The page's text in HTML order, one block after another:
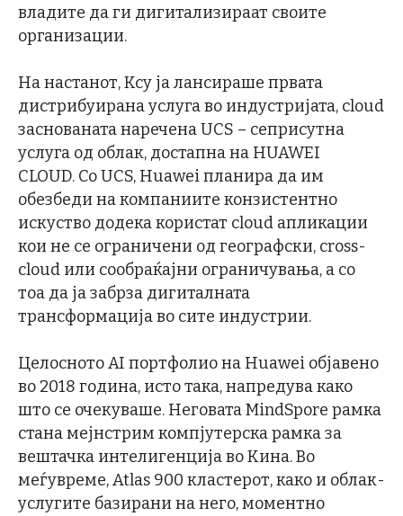
владите да ги дигитализираат своите
организации.
На настанот, Ксу ја лансираше првата
дистрибуирана услуга во индустријата, cloud
заснованата наречена UCS – сеприсутна
услуга од облак, достапна на HUAWEI
CLOUD. Со UCS, Huawei планира да им
обезбеди на компаниите конзистентно
искуство додека користат cloud апликации
кои не се ограничени од географски, cross-
cloud или сообраќајни ограничувањa, а со
тоа да ја забрза дигиталната
трансформација во сите индустрии.
Целосното AI портфолио на Huawei објавено
во 2018 година, исто така, напредува како
што се очекуваше. Неговата MindSpore рамка
стана мејнстрим компјутерска рамка за
вештачка интелигенција во Кина. Во
меѓувреме, Atlas 900 кластерот, како и облак-
услугите базирани на него, моментно